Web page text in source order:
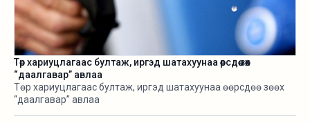
Төр хариуцлагаас бултаж, иргэд шатахуунаа өөрсдөө зөөх
“даалгавар” авлаа
Төр хариуцлагаас бултаж, иргэд шатахуунаа өөрсдөө зөөх
“даалгавар” авлаа